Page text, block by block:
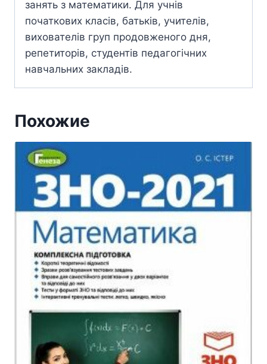
занять з математики. Для учнів
початкових класів, батьків, учителів,
вихователів груп продовженого дня,
репетиторів, студентів педагогічних
навчальних закладів.
Похожие